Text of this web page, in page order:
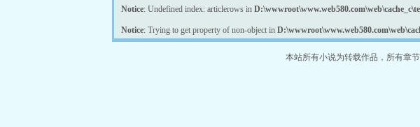
Notice: Undefined index: articlerows in
Notice: Trying to get property of non-object in
本站所有小说为转载作品，所有章